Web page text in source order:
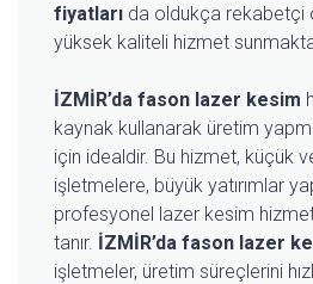
fiyatları da oldukça rekabetçi
yüksek kaliteli hizmet
İZMİR’da fason lazer kesim
kaynak kullanarak üretim
için idealdir. Bu hizmet, küçük
işletmelere, büyük yatırımlar
profesyonel lazer kesim
tanır. İZMİR’da fason lazer
işletmeler, üretim süreçlerini